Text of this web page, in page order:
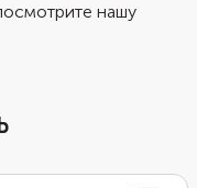
нашу